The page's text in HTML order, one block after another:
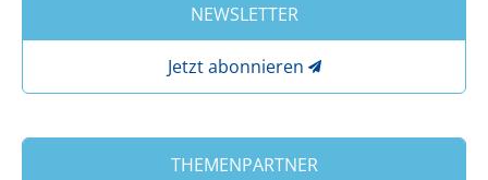
NEWSLETTER
Jetzt abonnieren
THEMENPARTNER